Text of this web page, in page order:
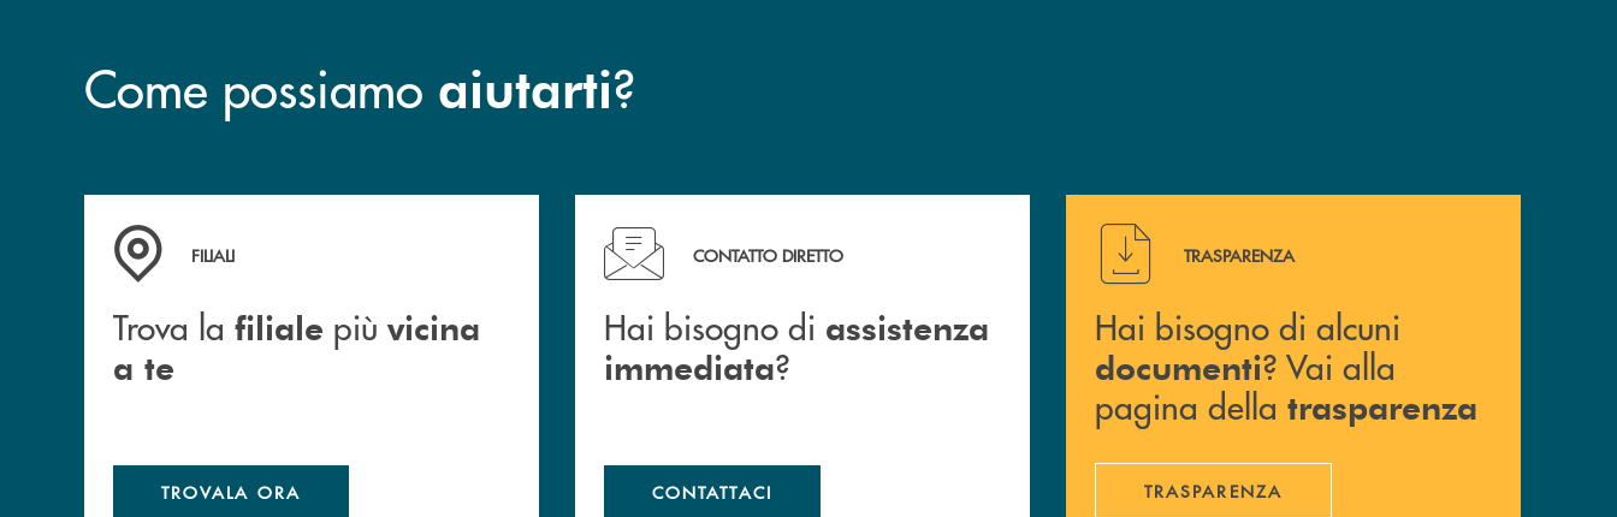
Come possiamo aiutarti?
Trova la filiale più vicina a te
FILIALI
Trova la filiale più vicina
a te
TROVALA ORA
Hai bisogno di assistenza immediata ?
CONTATTO DIRETTO
Hai bisogno di assistenza
immediata?
CONTATTACI
Hai bisogno di alcuni documenti ? Vai alla pagina della
TRASPARENZA
Hai bisogno di alcuni
documenti? Vai alla
pagina della trasparenza
TRASPARENZA